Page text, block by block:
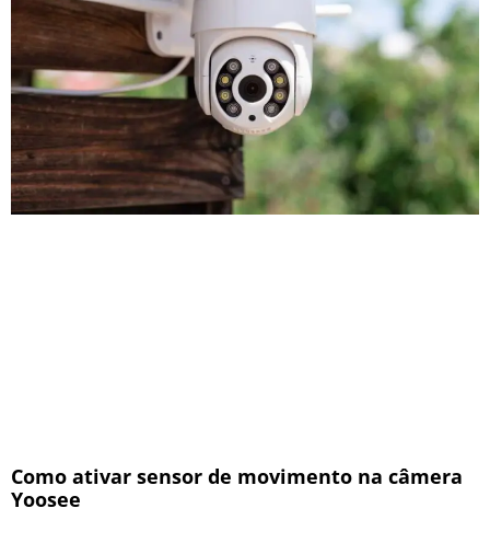
Como ativar sensor de movimento na câmera
Yoosee